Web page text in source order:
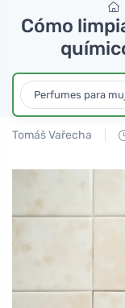
Cómo
Perfumes para
Tomáš Vařecha